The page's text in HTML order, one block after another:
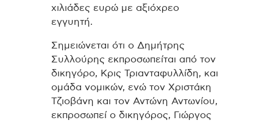
χιλιάδες ευρώ με αξιόχρεο
εγγυητή.
Σημειώνεται ότι ο Δημήτρης
Συλλούρης εκπροσωπείται από τον
δικηγόρο, Κρις Τριανταφυλλίδη, και
ομάδα νομικών, ενώ τον Χριστάκη
Τζιοβάνη και τον Αντώνη Αντωνίου,
εκπροσωπεί ο δικηγόρος, Γιώργος